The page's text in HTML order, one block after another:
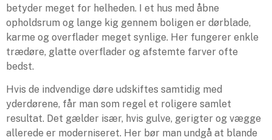
betyder meget for helheden. I et hus med åbne
opholdsrum og lange kig gennem boligen er dørblade,
karme og overflader meget synlige. Her fungerer enkle
trædøre, glatte overflader og afstemte farver ofte
bedst.
Hvis de indvendige døre udskiftes samtidig med
yderdørene, får man som regel et roligere samlet
resultat. Det gælder især, hvis gulve, gerigter og vægge
allerede er moderniseret. Her bør man undgå at blande